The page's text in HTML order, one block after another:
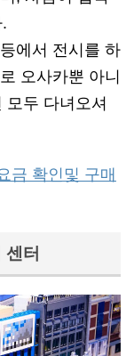
에서 전시를 하
오사카뿐 아니
두 다녀오셔
금 확인및 구매
터